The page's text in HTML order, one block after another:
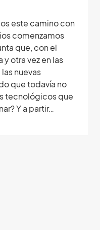
este camino con
comenzamos
que, con el
otra vez en las
nuevas
que todavía no
tecnológicos que
Y a partir…